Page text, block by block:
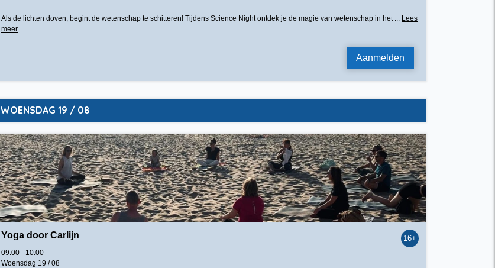
Als de lichten doven, begint de wetenschap te schitteren! Tijdens Science Night ontdek je de magie van wetenschap in het ... Lees
meer
Aanmelden
WOENSDAG 19 / 08
Yoga door Carlijn
09:00 - 10:00
Woensdag 19 / 08
16+